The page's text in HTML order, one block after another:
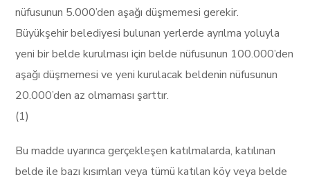
nüfusunun 5.000’den aşağı düşmemesi gerekir.
Büyükşehir belediyesi bulunan yerlerde ayrılma yoluyla
yeni bir belde kurulması için belde nüfusunun 100.000’den
aşağı düşmemesi ve yeni kurulacak beldenin nüfusunun
20.000’den az olmaması şarttır.
(1)
Bu madde uyarınca gerçekleşen katılmalarda, katılınan
belde ile bazı kısımları veya tümü katılan köy veya belde